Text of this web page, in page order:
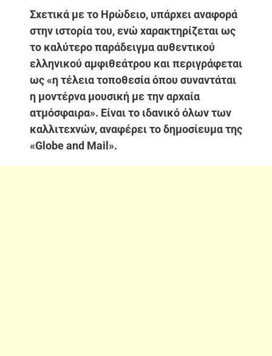
Σχετικά με το Ηρώδειο, υπάρχει αναφορά
στην ιστορία του, ενώ χαρακτηρίζεται ως
το καλύτερο παράδειγμα αυθεντικού
ελληνικού αμφιθεάτρου και περιγράφεται
ως «η τέλεια τοποθεσία όπου συναντάται
η μοντέρνα μουσική με την αρχαία
ατμόσφαιρα». Είναι το ιδανικό όλων των
καλλιτεχνών, αναφέρει το δημοσίευμα της
«Globe and Mail».